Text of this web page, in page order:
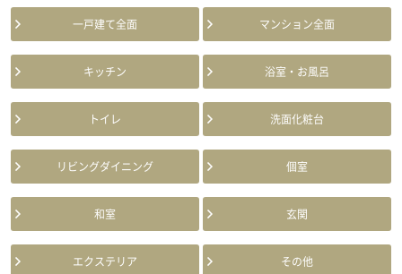
一戸建て全面 マンション全面
キッチン 浴室・お風呂
トイレ 洗面化粧台
リビングダイニング 個室
和室 玄関
エクステリア その他